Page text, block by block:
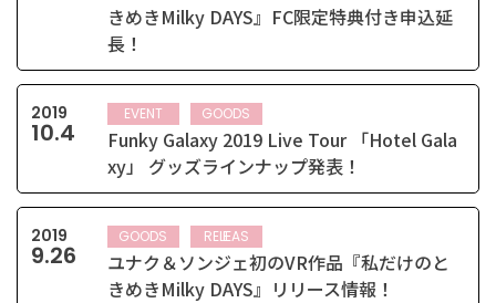
きめきMilky DAYS』FC限定特典付き申込延
長！
2019
10.4
EVENT GOODS
Funky Galaxy 2019 Live Tour 「Hotel Gala
xy」 グッズラインナップ発表！
2019
9.26
GOODS RELEASE
ユナク＆ソンジェ初のVR作品『私だけのと
きめきMilky DAYS』リリース情報！